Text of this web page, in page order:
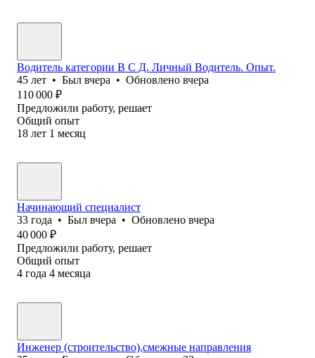
Водитель категории В С Д. Личный Водитель. Опыт.
45 лет • Был вчера • Обновлено вчера
110 000 ₽
Предложили работу, решает
Общий опыт
18 лет 1 месяц
Начинающий специалист
33 года • Был вчера • Обновлено вчера
40 000 ₽
Предложили работу, решает
Общий опыт
4 года 4 месяца
Инженер (cтроительство),смежные направления